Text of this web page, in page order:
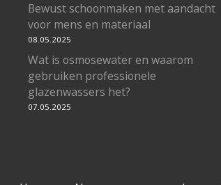
Bewust schoonmaken met aandacht
voor mens en materiaal
08.05.2025
Wat is osmosewater en waarom
gebruiken professionele
glazenwassers het?
07.05.2025